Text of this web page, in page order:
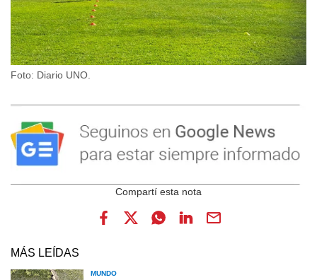
Foto: Diario UNO.
MÁS LEÍDAS
MUNDO